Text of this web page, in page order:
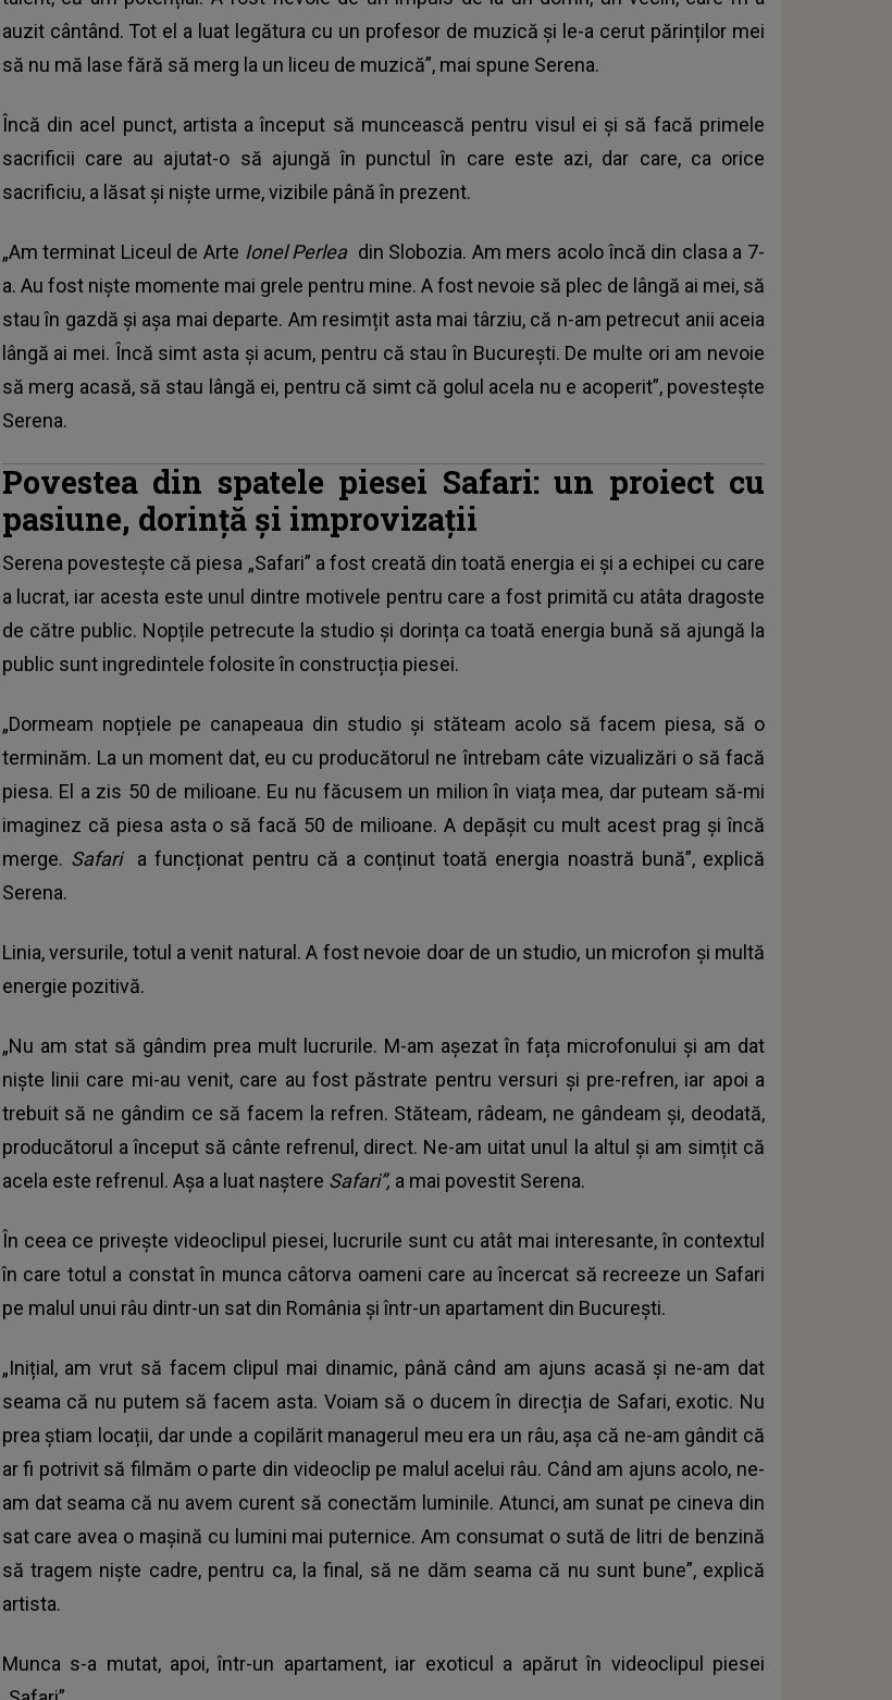
auzit cântând. Tot el a luat legătura cu un profesor de muzică și le-a cerut părinților mei
să nu mă lase fără să merg la un liceu de muzică”, mai spune Serena.
Încă din acel punct, artista a început să muncească pentru visul ei și să facă primele
sacrificii care au ajutat-o să ajungă în punctul în care este azi, dar care, ca orice
sacrificiu, a lăsat și niște urme, vizibile până în prezent.
„Am terminat Liceul de Arte Ionel Perlea din Slobozia. Am mers acolo încă din clasa a 7-
a. Au fost niște momente mai grele pentru mine. A fost nevoie să plec de lângă ai mei, să
stau în gazdă și așa mai departe. Am resimțit asta mai târziu, că n-am petrecut anii aceia
lângă ai mei. Încă simt asta și acum, pentru că stau în București. De multe ori am nevoie
să merg acasă, să stau lângă ei, pentru că simt că golul acela nu e acoperit”, povestește
Serena.
Povestea din spatele piesei Safari: un proiect cu
pasiune, dorință și improvizații
Serena povestește că piesa „Safari” a fost creată din toată energia ei și a echipei cu care
a lucrat, iar acesta este unul dintre motivele pentru care a fost primită cu atâta dragoste
de către public. Nopțile petrecute la studio și dorința ca toată energia bună să ajungă la
public sunt ingredintele folosite în construcția piesei.
„Dormeam nopțiele pe canapeaua din studio și stăteam acolo să facem piesa, să o
terminăm. La un moment dat, eu cu producătorul ne întrebam câte vizualizări o să facă
piesa. El a zis 50 de milioane. Eu nu făcusem un milion în viața mea, dar puteam să-mi
imaginez că piesa asta o să facă 50 de milioane. A depășit cu mult acest prag și încă
merge. Safari
a funcționat pentru că a conținut toată energia noastră bună”, explică
Serena.
Linia, versurile, totul a venit natural. A fost nevoie doar de un studio, un microfon și multă
energie pozitivă.
„Nu am stat să gândim prea mult lucrurile. M-am așezat în fața microfonului și am dat
niște linii care mi-au venit, care au fost păstrate pentru versuri și pre-refren, iar apoi a
trebuit să ne gândim ce să facem la refren. Stăteam, râdeam, ne gândeam și, deodată,
producătorul a început să cânte refrenul, direct. Ne-am uitat unul la altul și am simțit că
acela este refrenul. Așa a luat naștere Safari”, a mai povestit Serena.
În ceea ce privește videoclipul piesei, lucrurile sunt cu atât mai interesante, în contextul
în care totul a constat în munca câtorva oameni care au încercat să recreeze un Safari
pe malul unui râu dintr-un sat din România și într-un apartament din București.
„Inițial, am vrut să facem clipul mai dinamic, până când am ajuns acasă și ne-am dat
seama că nu putem să facem asta. Voiam să o ducem în direcția de Safari, exotic. Nu
prea știam locații, dar unde a copilărit managerul meu era un râu, așa că ne-am gândit că
ar fi potrivit să filmăm o parte din videoclip pe malul acelui râu. Când am ajuns acolo, ne-
am dat seama că nu avem curent să conectăm luminile. Atunci, am sunat pe cineva din
sat care avea o mașină cu lumini mai puternice. Am consumat o sută de litri de benzină
să tragem niște cadre, pentru ca, la final, să ne dăm seama că nu sunt bune”, explică
artista.
Munca s-a mutat, apoi, într-un apartament, iar exoticul a apărut în videoclipul piesei